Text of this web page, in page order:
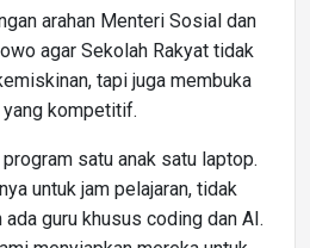
arahan Menteri Sosial dan
agar Sekolah Rakyat tidak
tapi juga membuka
kompetitif.
satu anak satu laptop.
untuk jam pelajaran, tidak
guru khusus coding dan AI.